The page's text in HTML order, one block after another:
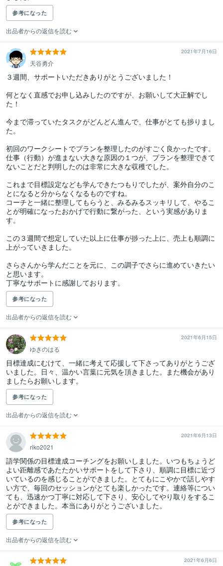
参考になった
出品者からの返信を読む
2021年7月16日
天谷勇介
３週間、サポートいただきありがとうございました！
何となく直感でお申し込みしたのですが、お願いして大正解でし
た！
今まで滞っていたタスクがどんどん進んで、仕事がとても捗りまし
た。
初回のワークシートでプランを整理したのがすごく良かったです。
仕事（行動）が進まない大きな原因の１つが、プランを整理できて
ないことだと判明したのは非常に大きな収穫でした。
これまで目標設定なども学んできたつもりでしたが、案外自分のこ
とになると分からなくなるものですね。
コーチと一緒に整理してもらうと、みるみるスッキリして、やるこ
とが明確になったおかげで行動に繋がった、という実感がありま
す。
この３週間で想定していた以上に仕事が捗った上に、売上も順調に
上がっていきました。
さらさんから学んだことを元に、この調子でさらに進めていきたい
と思います。
丁寧なサポートに感謝しております。
参考になった
出品者からの返信を読む
2021年6月15日
ゆきのはる
目標達成にむけて、一緒に考えて応援して下さってありがとうござ
いました。日々、温かい言葉に元気を頂きました。また機会があり
ましたらお願いします。
参考になった
出品者からの返信を読む
2021年6月13日
riko2021
語学関係の目標達成コーチングをお願いしました。いつもちょうど
よい距離感であたたかいサポートをして下さり、順調に目標に近づ
いているのを感じることができました。とてもにこやかで話しやす
い方で、毎回のセッションがとても楽しかったです。連絡等につい
ても、迅速かつ丁寧に対応して下さり、安心してやり取りをするこ
とができました。本当にありがとうございました。
参考になった
出品者からの返信を読む
2021年6月6日